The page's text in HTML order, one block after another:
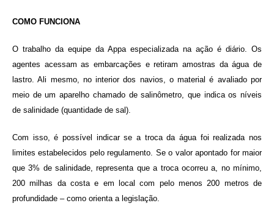
COMO FUNCIONA
O trabalho da equipe da Appa especializada na ação é diário. Os
agentes acessam as embarcações e retiram amostras da água de
lastro. Ali mesmo, no interior dos navios, o material é avaliado por
meio de um aparelho chamado de salinômetro, que indica os níveis
de salinidade (quantidade de sal).
Com isso, é possível indicar se a troca da água foi realizada nos
limites estabelecidos pelo regulamento. Se o valor apontado for maior
que 3% de salinidade, representa que a troca ocorreu a, no mínimo,
200 milhas da costa e em local com pelo menos 200 metros de
profundidade – como orienta a legislação.